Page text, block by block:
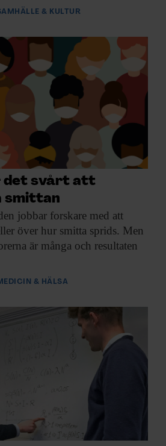
& KULTUR
det svårt att
smittan
jobbar forskare med att
över hur smitta sprids. Men
är många och resultaten
& HÄLSA